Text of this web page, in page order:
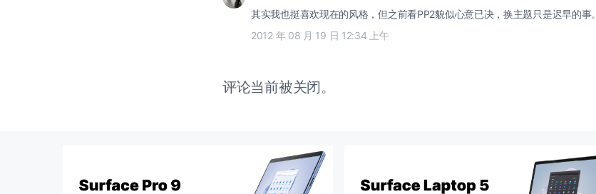
其实我也挺喜欢现在的风格，但之前看PP2貌似心意已决，换主题只是迟早的事。
2012 年 08 月 19 日 12:34 上午
评论当前被关闭。